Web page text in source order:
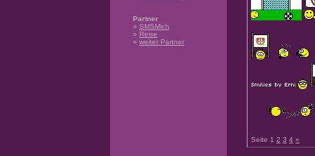
Partner
» SMSMich
» Reise
» weiter Partner
Seite 1 2 3 4 »